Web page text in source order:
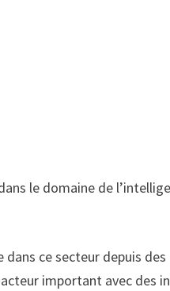
le domaine de
ce secteur depuis des
important avec